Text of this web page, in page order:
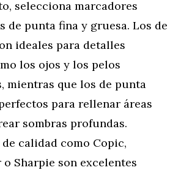
selecciona marcadores
de punta fina y gruesa. Los de
ideales para detalles
los ojos y los pelos
mientras que los de punta
para rellenar áreas
sombras profundas.
calidad como Copic,
Sharpie son excelentes